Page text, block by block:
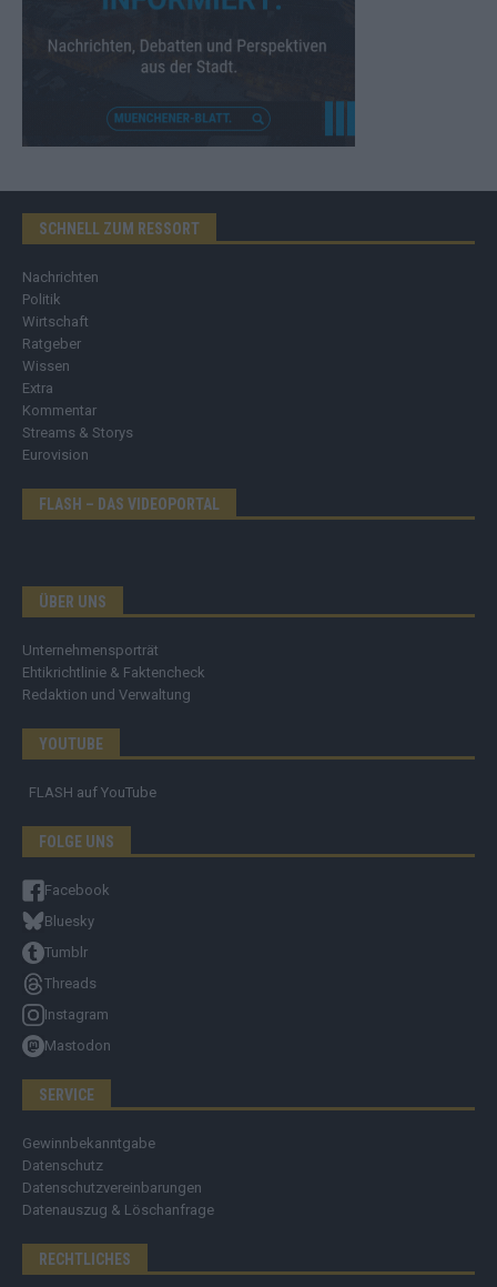
SCHNELL ZUM RESSORT
Nachrichten
Politik
Wirtschaft
Ratgeber
Wissen
Extra
Kommentar
Streams & Storys
Eurovision
FLASH – DAS VIDEOPORTAL
ÜBER UNS
Unternehmensporträt
Ehtikrichtlinie & Faktencheck
Redaktion und Verwaltung
YOUTUBE
FLASH auf YouTube
FOLGE UNS
Facebook
Bluesky
Tumblr
Threads
Instagram
Mastodon
SERVICE
Gewinnbekanntgabe
Datenschutz
Datenschutzvereinbarungen
Datenauszug & Löschanfrage
RECHTLICHES